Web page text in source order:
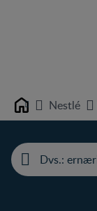
Home Nestlé